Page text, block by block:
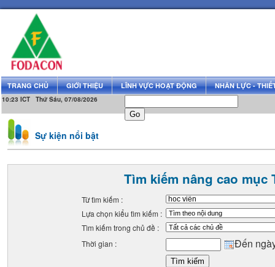
TRANG CHỦ GIỚI THIỆU LĨNH VỰC HOẠT ĐỘNG NHÂN LỰC -
10:23 ICT Thứ Sáu, 07/08/2026
Sự kiện nổi bật
Tìm kiếm nâng cao mục
Từ tìm kiếm :
Lựa chọn kiểu tìm kiếm :
Tìm kiếm trong chủ đề :
Thời gian :
Đến